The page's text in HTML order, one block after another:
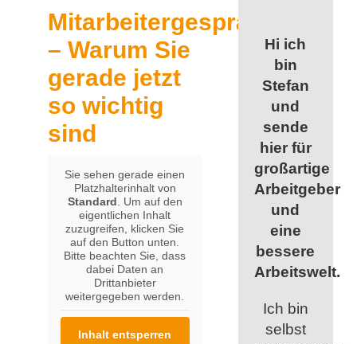
Mitarbeitergespräche
– Warum Sie
gerade jetzt
so wichtig
sind
Sie sehen gerade einen
Platzhalterinhalt von
Standard . Um auf den
eigentlichen Inhalt
zuzugreifen, klicken Sie
auf den Button unten.
Bitte beachten Sie, dass
dabei Daten an
Drittanbieter
weitergegeben werden.
Inhalt entsperren
Hi ich
bin
Stefan
und
sende
hier für
großartige
Arbeitgeber
und
eine
bessere
Arbeitswelt.
Ich bin
selbst